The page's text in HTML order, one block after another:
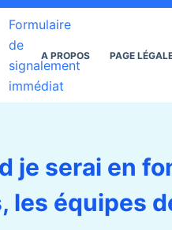
Formulaire
de
signalement
immédiat
A PROPOS PAGE
je serai en
les équipes